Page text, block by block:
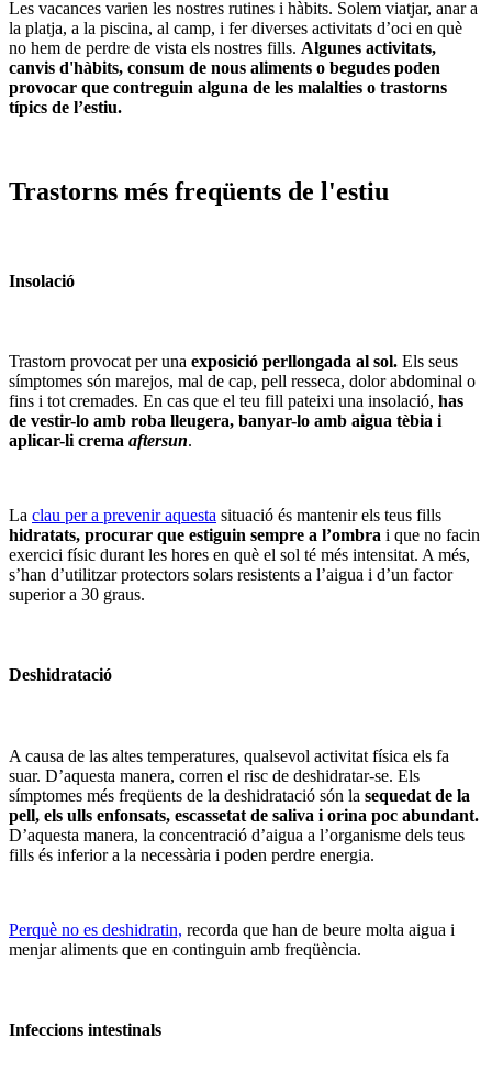
Les vacances varien les nostres rutines i hàbits. Solem viatjar, anar a
la platja, a la piscina, al camp, i fer diverses activitats d’oci en què
no hem de perdre de vista els nostres fills. Algunes activitats,
canvis d'hàbits, consum de nous aliments o begudes poden
provocar que contreguin alguna de les malalties o trastorns
típics de l’estiu.
Trastorns més freqüents de l'estiu
Insolació
Trastorn provocat per una exposició perllongada al sol. Els seus
símptomes són marejos, mal de cap, pell resseca, dolor abdominal o
fins i tot cremades. En cas que el teu fill pateixi una insolació, has
de vestir-lo amb roba lleugera, banyar-lo amb aigua tèbia i
aplicar-li crema aftersun.
La clau per a prevenir aquesta situació és mantenir els teus fills
hidratats, procurar que estiguin sempre a l’ombra i que no facin
exercici físic durant les hores en què el sol té més intensitat. A més,
s’han d’utilitzar protectors solars resistents a l’aigua i d’un factor
superior a 30 graus.
Deshidratació
A causa de las altes temperatures, qualsevol activitat física els fa
suar. D’aquesta manera, corren el risc de deshidratar-se. Els
símptomes més freqüents de la deshidratació són la sequedat de la
pell, els ulls enfonsats, escassetat de saliva i orina poc abundant.
D’aquesta manera, la concentració d’aigua a l’organisme dels teus
fills és inferior a la necessària i poden perdre energia.
Perquè no es deshidratin, recorda que han de beure molta aigua i
menjar aliments que en continguin amb freqüència.
Infeccions intestinals